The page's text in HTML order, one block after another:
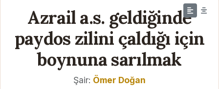
Azrail a.s. geldiğinde
paydos zilini çaldığı için
boynuna sarılmak
Şair: Ömer Doğan